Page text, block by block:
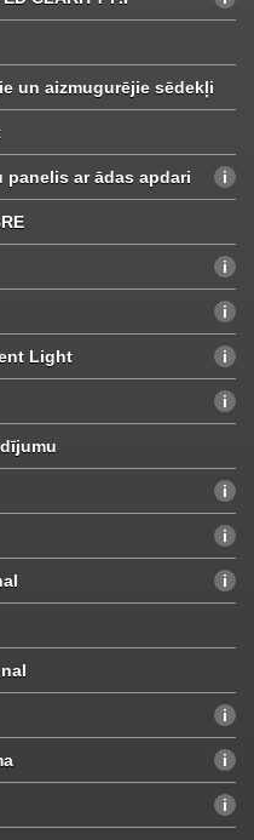
un aizmugurējie sēdekļi
ar ādas apdari
Light